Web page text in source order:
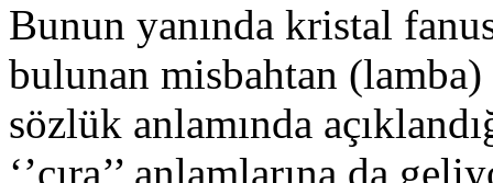
Bunun yanında kristal
bulunan misbahtan
sözlük anlamında
‘’çıra’’ anlamlarına da